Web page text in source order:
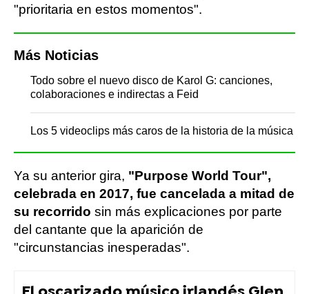
"prioritaria en estos momentos".
Más Noticias
Todo sobre el nuevo disco de Karol G: canciones,
colaboraciones e indirectas a Feid
Los 5 videoclips más caros de la historia de la música
Ya su anterior gira, "Purpose World Tour",
celebrada en 2017, fue cancelada a mitad de
su recorrido sin más explicaciones por parte
del cantante que la aparición de
"circunstancias inesperadas".